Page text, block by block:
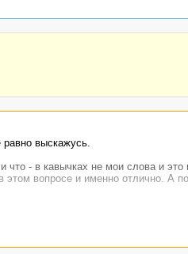
выскажусь.
- в кавычках не мои слова и это
вопросе и именно отлично. А
такая уверенность, ответит: "А я
не схожее с мнением создателей
некачественный рерайт,